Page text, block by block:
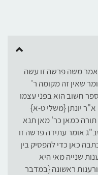
משה פרשה זו עשה
שאין זה מקומה ר'
חשוב הוא בפני עצמו
יונתן {משלי ט-א}
כמאן כר' מאן תנא
אומר עתידה פרשה זו
כאן כדי להפסיק בין
שנייה מאי היא
ראשונה {במדבר